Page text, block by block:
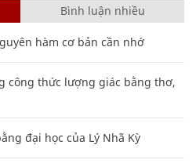
Bình luận nhiều
hàm cơ bản cần nhớ
công thức lượng giác bằng thơ,
đại học của Lý Nhã Kỳ